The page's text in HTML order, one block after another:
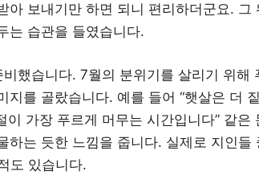
아 보내기만 하면 되니 편리하더군요. 그
는 습관을 들였습니다.
했습니다. 7월의 분위기를 살리기 위해
지를 골랐습니다. 예를 들어 “햇살은 더
가장 푸르게 머무는 시간입니다” 같은
하는 듯한 느낌을 줍니다. 실제로 지인들
도 있습니다.